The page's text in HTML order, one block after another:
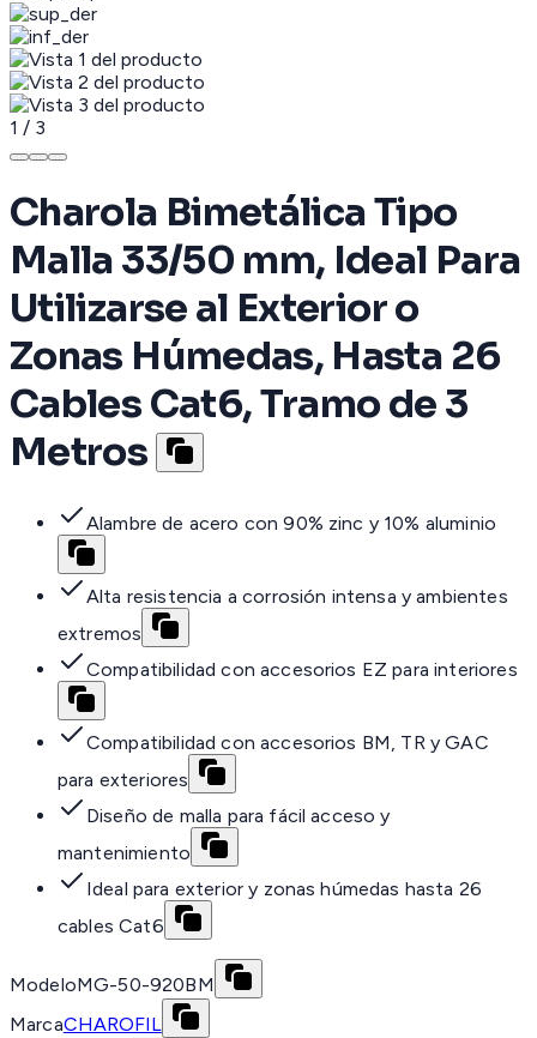
1 / 3
Charola Bimetálica Tipo
Malla 33/50 mm, Ideal Para
Utilizarse al Exterior o
Zonas Húmedas, Hasta 26
Cables Cat6, Tramo de 3
Metros
Alambre de acero con 90% zinc y 10% aluminio
Alta resistencia a corrosión intensa y ambientes
extremos
Compatibilidad con accesorios EZ para interiores
Compatibilidad con accesorios BM, TR y GAC
para exteriores
Diseño de malla para fácil acceso y
mantenimiento
Ideal para exterior y zonas húmedas hasta 26
cables Cat6
ModeloMG-50-920BM
MarcaCHAROFIL